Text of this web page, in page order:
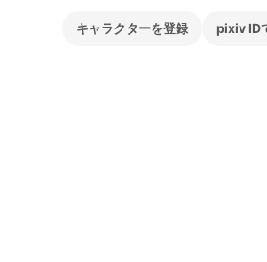
キャラクターを登録 pixiv ID